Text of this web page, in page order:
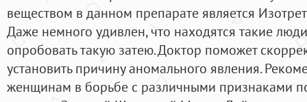
веществом в данном препарате является
Даже немного удивлен, что находятся такие
опробовать такую затею. Доктор поможет
установить причину аномального явления.
женщинам в борьбе с различными признаками